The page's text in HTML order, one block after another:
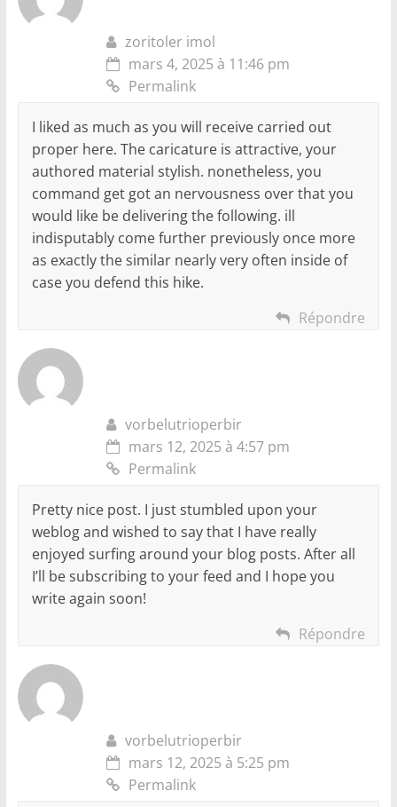
zoritoler imol
mars 4, 2025 à 11:46 pm
Permalink
I liked as much as you will receive carried out
proper here. The caricature is attractive, your
authored material stylish. nonetheless, you
command get got an nervousness over that you
would like be delivering the following. ill
indisputably come further previously once more
as exactly the similar nearly very often inside of
case you defend this hike.
Répondre
vorbelutrioperbir
mars 12, 2025 à 4:57 pm
Permalink
Pretty nice post. I just stumbled upon your
weblog and wished to say that I have really
enjoyed surfing around your blog posts. After all
I’ll be subscribing to your feed and I hope you
write again soon!
Répondre
vorbelutrioperbir
mars 12, 2025 à 5:25 pm
Permalink